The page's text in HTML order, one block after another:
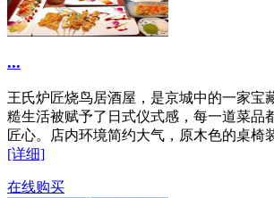
...
王氏炉匠烧鸟居酒屋，是京城中的一家宝
糙生活被赋予了日式仪式感，每一道菜品
匠心。店内环境简约大气，原木色的桌椅
[详细]
在线购买